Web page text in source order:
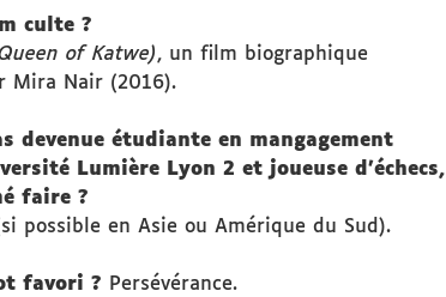
culte ?
of Katwe), un film biographique
Mira Nair (2016).
devenue étudiante en mangagement
Lumière Lyon 2 et joueuse d'échecs,
faire ?
possible en Asie ou Amérique du Sud).
favori ? Persévérance.